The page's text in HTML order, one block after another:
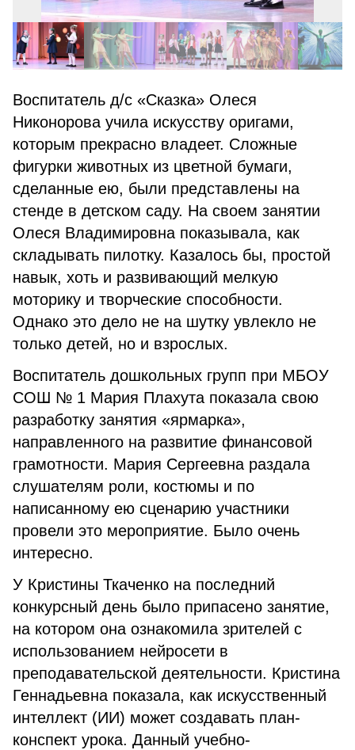
Воспитатель д/с «Сказка» Олеся
Никонорова учила искусству оригами,
которым прекрасно владеет. Сложные
фигурки животных из цветной бумаги,
сделанные ею, были представлены на
стенде в детском саду. На своем занятии
Олеся Владимировна показывала, как
складывать пилотку. Казалось бы, простой
навык, хоть и развивающий мелкую
моторику и творческие способности.
Однако это дело не на шутку увлекло не
только детей, но и взрослых.
Воспитатель дошкольных групп при МБОУ
СОШ № 1 Мария Плахута показала свою
разработку занятия «ярмарка»,
направленного на развитие финансовой
грамотности. Мария Сергеевна раздала
слушателям роли, костюмы и по
написанному ею сценарию участники
провели это мероприятие. Было очень
интересно.
У Кристины Ткаченко на последний
конкурсный день было припасено занятие,
на котором она ознакомила зрителей с
использованием нейросети в
преподавательской деятельности. Кристина
Геннадьевна показала, как искусственный
интеллект (ИИ) может создавать план-
конспект урока. Данный учебно-